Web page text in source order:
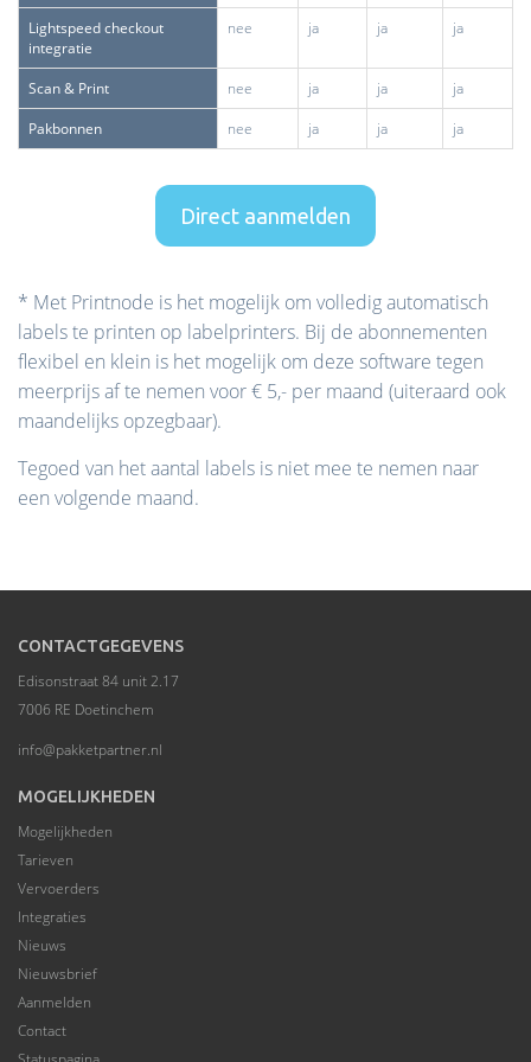
Lightspeed checkout
integratie
nee ja ja ja
Scan & Print nee ja ja
ja
Pakbonnen
nee ja ja ja
Direct aanmelden
* Met Printnode is het mogelijk om volledig automatisch
labels te printen op labelprinters. Bij de abonnementen
flexibel en klein is het mogelijk om deze software tegen
meerprijs af te nemen voor € 5,- per maand (uiteraard ook
maandelijks opzegbaar).
Tegoed van het aantal labels is niet mee te nemen naar
een volgende maand.
CONTACTGEGEVENS
Edisonstraat 84 unit 2.17
7006 RE Doetinchem
info@pakketpartner.nl
MOGELIJKHEDEN
Mogelijkheden
Tarieven
Vervoerders
Integraties
Nieuws
Nieuwsbrief
Aanmelden
Contact